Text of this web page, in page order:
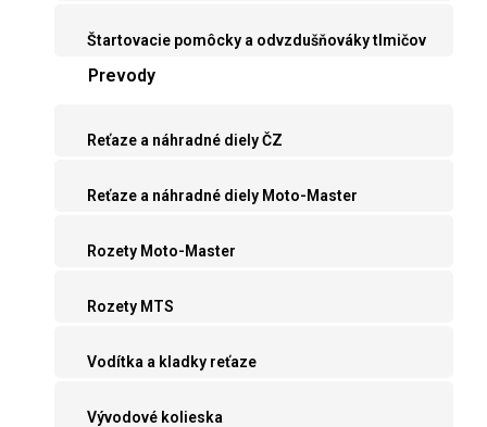
Štartovacie pomôcky a odvzdušňováky tlmičov
Prevody
Reťaze a náhradné diely ČZ
Reťaze a náhradné diely Moto-Master
Rozety Moto-Master
Rozety MTS
Vodítka a kladky reťaze
Vývodové kolieska